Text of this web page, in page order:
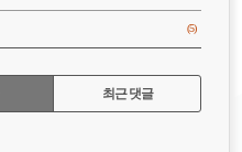
(5)
최근 댓글